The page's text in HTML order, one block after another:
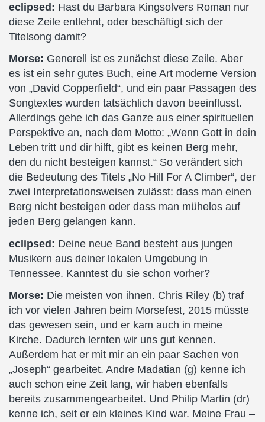
eclipsed: Hast du Barbara Kingsolvers Roman nur
diese Zeile entlehnt, oder beschäftigt sich der
Titelsong damit?
Morse: Generell ist es zunächst diese Zeile. Aber
es ist ein sehr gutes Buch, eine Art moderne Version
von „David Copperfield“, und ein paar Passagen des
Songtextes wurden tatsächlich davon beeinflusst.
Allerdings gehe ich das Ganze aus einer spirituellen
Perspektive an, nach dem Motto: „Wenn Gott in dein
Leben tritt und dir hilft, gibt es keinen Berg mehr,
den du nicht besteigen kannst.“ So verändert sich
die Bedeutung des Titels „No Hill For A Climber“, der
zwei Interpretationsweisen zulässt: dass man einen
Berg nicht besteigen oder dass man mühelos auf
jeden Berg gelangen kann.
eclipsed: Deine neue Band besteht aus jungen
Musikern aus deiner lokalen Umgebung in
Tennessee. Kanntest du sie schon vorher?
Morse: Die meisten von ihnen. Chris Riley (b) traf
ich vor vielen Jahren beim Morsefest, 2015 müsste
das gewesen sein, und er kam auch in meine
Kirche. Dadurch lernten wir uns gut kennen.
Außerdem hat er mit mir an ein paar Sachen von
„Joseph“ gearbeitet. Andre Madatian (g) kenne ich
auch schon eine Zeit lang, wir haben ebenfalls
bereits zusammengearbeitet. Und Philip Martin (dr)
kenne ich, seit er ein kleines Kind war. Meine Frau –